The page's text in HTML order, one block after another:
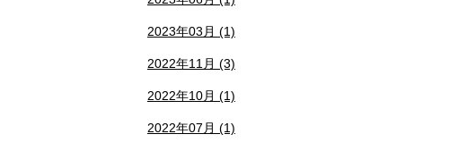
2023年03月 (1)
2022年11月 (3)
2022年10月 (1)
2022年07月 (1)